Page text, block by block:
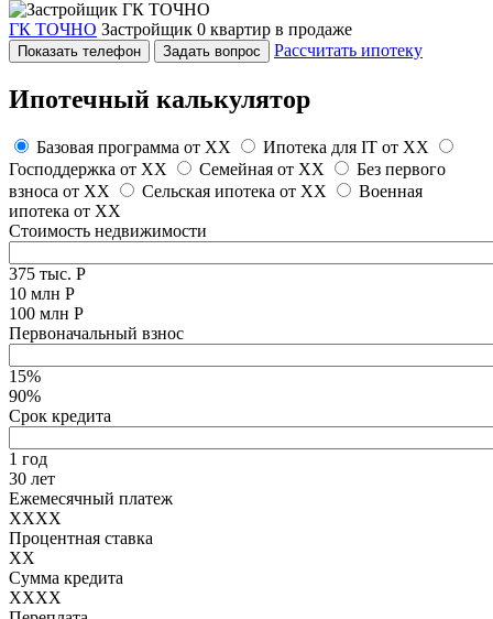
ГК ТОЧНО Застройщик 0 квартир в продаже
Показать телефон Задать вопрос Рассчитать ипотеку
Ипотечный калькулятор
Базовая программа от XX Ипотека для IT от XX
Господдержка от XX Семейная от XX
Без первого
взноса от XX Сельская ипотека от XX
Военная
ипотека от XX
Стоимость недвижимости
375 тыс. Р
10 млн Р
100 млн Р
Первоначальный взнос
15%
90%
Срок кредита
1 год
30 лет
Ежемесячный платеж
XXXX
Процентная ставка
XX
Сумма кредита
XXXX